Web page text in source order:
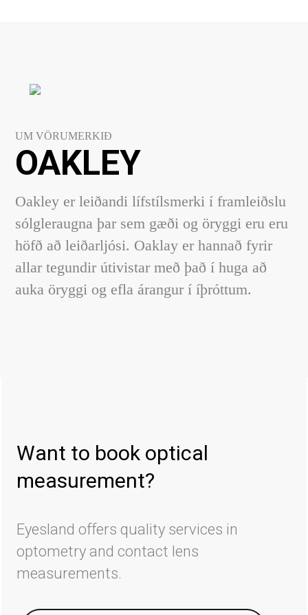
UM VÖRUMERKIÐ
OAKLEY
Oakley er leiðandi lífstílsmerki í framleiðslu
sólgleraugna þar sem gæði og öryggi eru eru
höfð að leiðarljósi. Oaklay er hannað fyrir
allar tegundir útivistar með það í huga að
auka öryggi og efla árangur í íþróttum.
Want to book optical
measurement?
Eyesland offers quality services in
optometry and contact lens
measurements.